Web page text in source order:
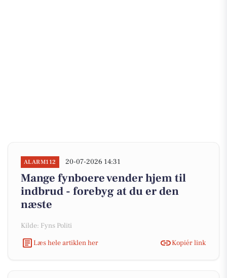
ALARM112 20-07-2026 14:31
Mange fynboere vender hjem til
indbrud - forebyg at du er den
næste
Kilde: Fyns Politi
Læs hele artiklen her
Kopiér link